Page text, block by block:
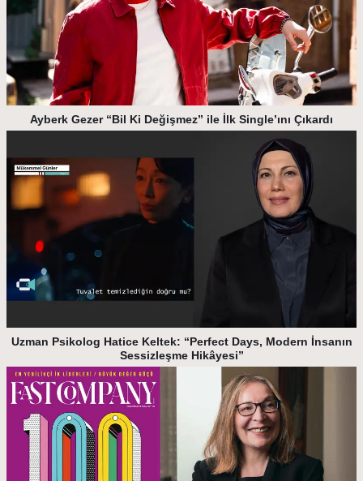
Ayberk Gezer “Bil Ki Değişmez” ile İlk Single’ını Çıkardı
Uzman Psikolog Hatice Keltek: “Perfect Days, Modern İnsanın
Sessizleşme Hikâyesi”